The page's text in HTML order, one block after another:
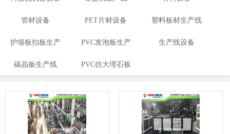
管材设备 PET片材设备 塑料板材生产线
护墙板扣板生产
线
PVC发泡板生产
线
生产线设备
碳晶板生产线 PVC仿大理石板